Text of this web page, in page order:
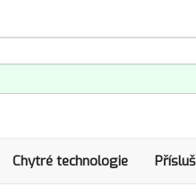
Chytré technologie